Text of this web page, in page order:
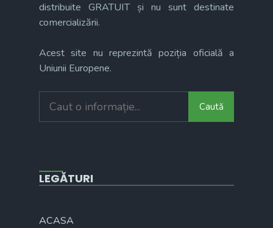
distribuite GRATUIT și nu sunt destinate
comercializării.
Acest site nu reprezintă poziția oficială a
Uniunii Europene.
for:
Caută
LEGĂTURI
ACASA